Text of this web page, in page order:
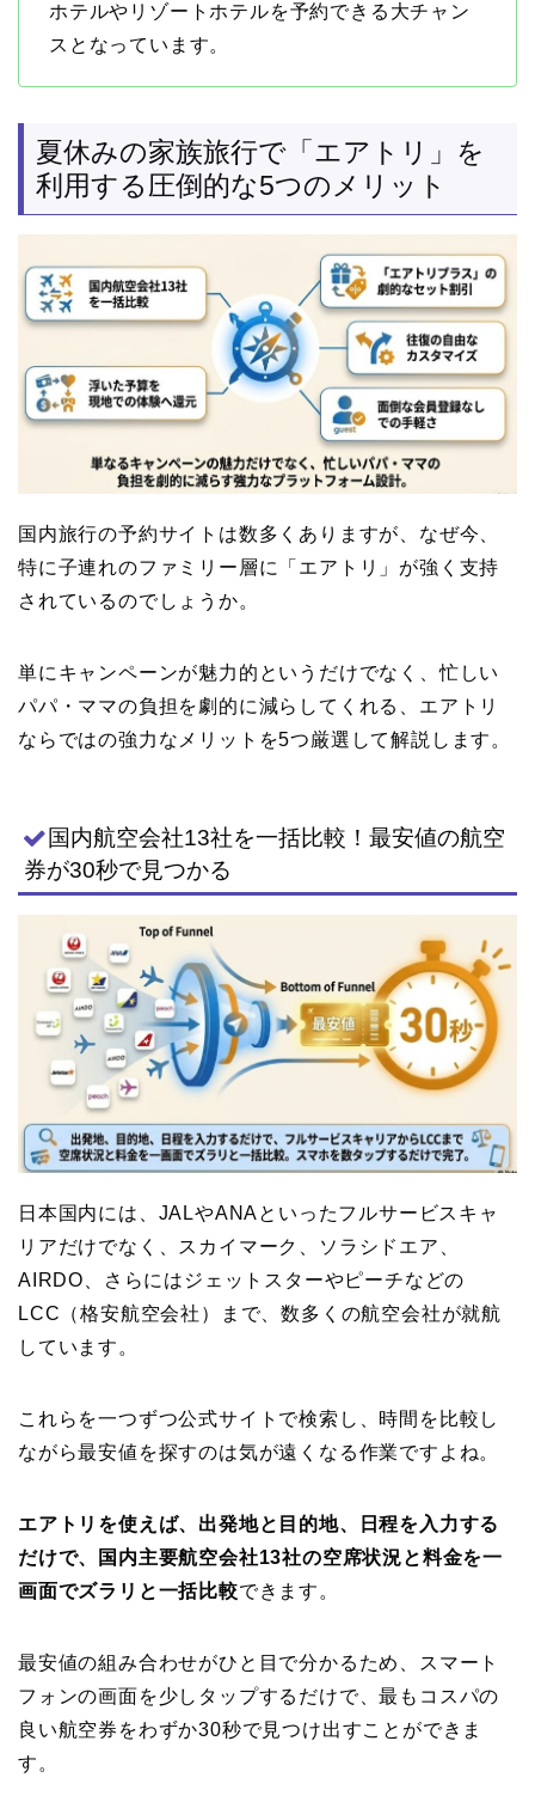
ホテルやリゾートホテルを予約できる大チャン
スとなっています。
夏休みの家族旅行で「エアトリ」を
利用する圧倒的な5つのメリット
国内旅行の予約サイトは数多くありますが、なぜ今、
特に子連れのファミリー層に「エアトリ」が強く支持
されているのでしょうか。
単にキャンペーンが魅力的というだけでなく、忙しい
パパ・ママの負担を劇的に減らしてくれる、エアトリ
ならではの強力なメリットを5つ厳選して解説します。
国内航空会社13社を一括比較！最安値の航空
券が30秒で見つかる
日本国内には、JALやANAといったフルサービスキャ
リアだけでなく、スカイマーク、ソラシドエア、
AIRDO、さらにはジェットスターやピーチなどの
LCC（格安航空会社）まで、数多くの航空会社が就航
しています。
これらを一つずつ公式サイトで検索し、時間を比較し
ながら最安値を探すのは気が遠くなる作業ですよね。
エアトリを使えば、出発地と目的地、日程を入力する
だけで、国内主要航空会社13社の空席状況と料金を一
画面でズラリと一括比較できます。
最安値の組み合わせがひと目で分かるため、スマート
フォンの画面を少しタップするだけで、最もコスパの
良い航空券をわずか30秒で見つけ出すことができま
す。